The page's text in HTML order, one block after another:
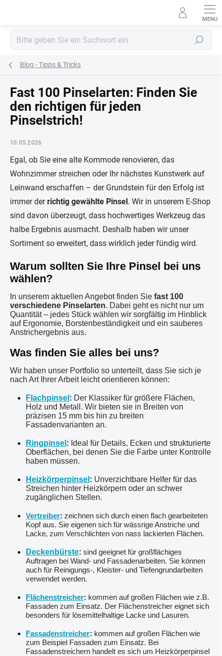
Suchen
Blog - Tipps & Tricks
Fast 100 Pinselarten: Finden Sie
den richtigen für jeden
Pinselstrich!
10.05.2026
Egal, ob Sie eine alte Kommode renovieren, das
Wohnzimmer streichen oder Ihr nächstes Kunstwerk auf
Leinwand erschaffen – der Grundstein für den Erfolg ist
immer derrichtig gewählte Pinsel. Wir in unserem E-Shop
sind davon überzeugt, dass hochwertiges Werkzeug das
halbe Ergebnis ausmacht. Deshalb haben wir unser
Sortiment so erweitert, dass wirklich jeder fündig wird.
Warum sollten Sie Ihre Pinsel bei uns
wählen?
In unserem aktuellen Angebot finden Sie fast 100
verschiedene Pinselarten. Dabei geht es nicht nur um
Quantität – jedes Stück wählen wir sorgfältig im Hinblick
auf Ergonomie, Borstenbeständigkeit und ein sauberes
Anstrichergebnis aus.
Was finden Sie alles bei uns?
Wir haben unser Portfolio so unterteilt, dass Sie sich je
nach Art Ihrer Arbeit leicht orientieren können:
Flachpinsel : Der Klassiker für größere Flächen,
Holz und Metall. Wir bieten sie in Breiten von
präzisen 15 mm bis hin zu breiten
Fassadenvarianten an.
Ringpinsel : Ideal für Details, Ecken und strukturierte
Oberflächen, bei denen Sie die Farbe unter Kontrolle
haben müssen.
Heizkörperpinsel : Unverzichtbare Helfer für das
Streichen hinter Heizkörpern oder an schwer
zugänglichen Stellen.
Vertreiber: zeichnen sich durch einen flach gearbeiteten
Kopf aus. Sie eigenen sich für wässrige Anstriche und
Lacke, zum Verschlichten von nass lackierten Flächen.
Deckenbürste: sind geeignet für großflächiges
Auftragen bei Wand- und Fassadenarbeiten. Sie können
auch für Reinigungs-, Kleister- und Tiefengrundarbeiten
verwendet werden.
Flächenstreicher: kommen auf großen Flächen wie z.B.
Fassaden zum Einsatz. Der Flächenstreicher eignet sich
besonders für lösemittelhaltige Lacke und Lasuren.
Fassadenstreicher: kommen auf großen Flächen wie
zum Beispiel Fassaden zum Einsatz. Bei
Fassadenstreichern handelt es sich um Heizkörperpinsel